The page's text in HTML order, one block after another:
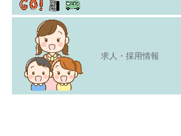
求人・採用情報